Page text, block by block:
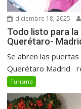
diciembre 18, 2025
Todo listo para
Querétaro-
Se abren las
Querétaro Madrid
Turismo